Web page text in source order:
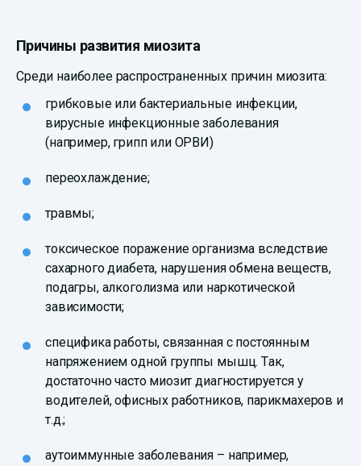
Причины развития миозита
Среди наиболее распространенных причин миозита:
грибковые или бактериальные инфекции,
вирусные инфекционные заболевания
(например, грипп или ОРВИ)
переохлаждение;
травмы;
токсическое поражение организма вследствие
сахарного диабета, нарушения обмена веществ,
подагры, алкоголизма или наркотической
зависимости;
специфика работы, связанная с постоянным
напряжением одной группы мышц. Так,
достаточно часто миозит диагностируется у
водителей, офисных работников, парикмахеров и
т.д.;
аутоиммунные заболевания – например,